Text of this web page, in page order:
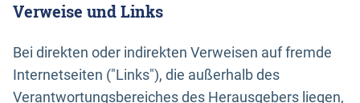
Verweise und Links
Bei direkten oder indirekten Verweisen auf fremde
Internetseiten ("Links"), die außerhalb des
Verantwortungsbereiches des Herausgebers liegen,